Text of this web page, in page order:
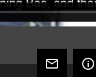
mail_outline info_outline